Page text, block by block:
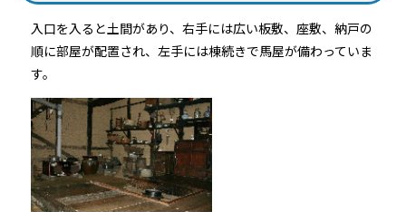
入口を入ると土間があり、右手には広い板敷、座敷、納戸の
順に部屋が配置され、左手には棟続きで馬屋が備わっていま
す。